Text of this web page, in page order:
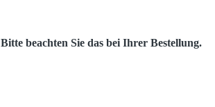
Bitte beachten Sie das bei Ihrer Bestellung.